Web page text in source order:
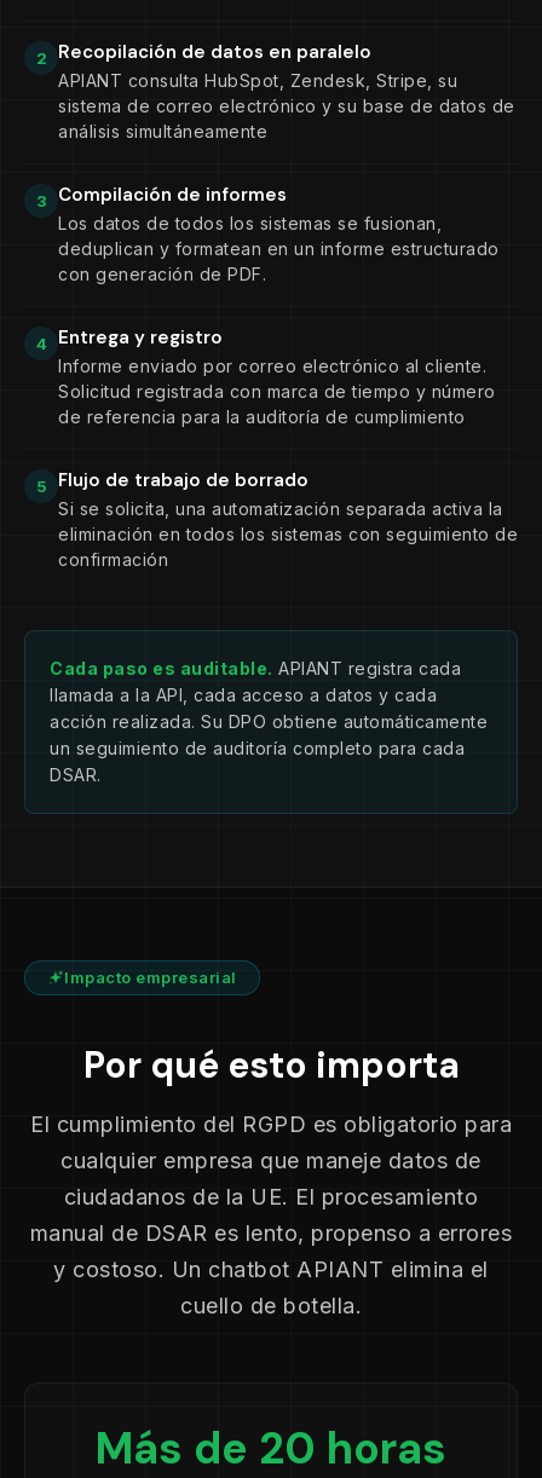
jane.doe@example.com. También puede
solicitar el borrado de datos. ¿Quieres
continuar?
ASISTENTE RGPD
Solicitud de eliminación de datos enviada.
Sus datos se eliminarán de todos los
nuestra política de retención. Recibirá un
correo electrónico de confirmación en
jane.doe@example.com cuando esté
completo.
2 Recopilación de datos en paralelo
APIANT consulta HubSpot, Zendesk, Stripe, su
sistema de correo electrónico y su base de datos de
análisis simultáneamente
3 Compilación de informes
Los datos de todos los sistemas se fusionan,
deduplican y formatean en un informe estructurado
con generación de PDF.
4 Entrega y registro
Informe enviado por correo electrónico al cliente.
Solicitud registrada con marca de tiempo y número
de referencia para la auditoría de cumplimiento
5 Flujo de trabajo de borrado
Si se solicita, una automatización separada activa la
eliminación en todos los sistemas con seguimiento de
confirmación
Cada paso es auditable. APIANT registra cada
llamada a la API, cada acceso a datos y cada
acción realizada. Su DPO obtiene automáticamente
un seguimiento de auditoría completo para cada
DSAR.
Impacto empresarial
Por qué esto importa
El cumplimiento del RGPD es obligatorio para
cualquier empresa que maneje datos de
ciudadanos de la UE. El procesamiento
manual de DSAR es lento, propenso a errores
y costoso. Un chatbot APIANT elimina el
cuello de botella.
Más de 20 horas